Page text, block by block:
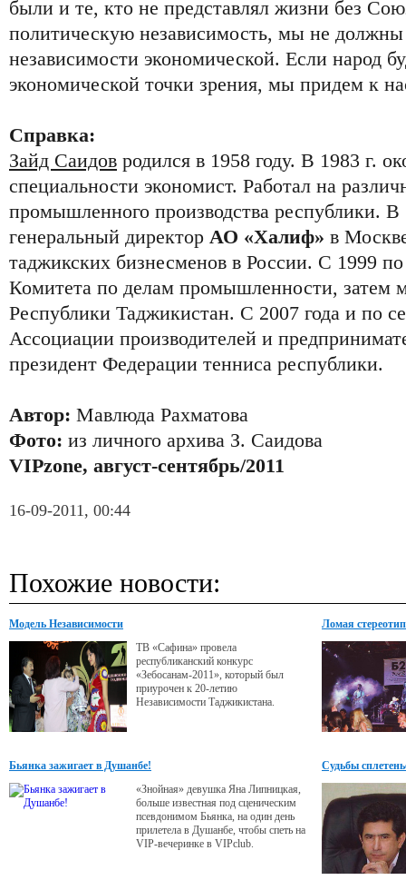
были и те, кто не представлял жизни без
политическую независимость, мы не должны
независимости экономической. Если народ
экономической точки зрения, мы придем к
Справка:
Зайд Саидов родился в 1958 году. В 1983 г.
специальности экономист. Работал на
промышленного производства республики. В
генеральный директор АО «Халиф» в
таджикских бизнесменов в России. С 1999 по
Комитета по делам промышленности, затем
Республики Таджикистан. С 2007 года и по
Ассоциации производителей и
президент Федерации тенниса республики.
Автор: Мавлюда Рахматова
Фото: из личного архива З. Саидова
VIPzone, август-сентябрь/2011
16-09-2011, 00:44
Похожие новости:
Модель Независимости
ТВ «Сафина» провела
республиканский конкурс
«Зебосанам-2011», который был
приурочен к 20-летию
Независимости Таджикистана.
Ломая
Бьянка зажигает в Душанбе!
«Знойная» девушка Яна Липницкая,
больше известная под сценическим
псевдонимом Бьянка, на один день
прилетела в Душанбе, чтобы спеть на
VIP-вечеринке в VIPclub.
Судьбы